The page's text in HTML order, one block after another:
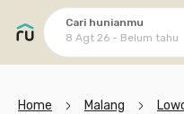
Cari hunianmu
8 Agt 26 - Belum tahu
Home Malang